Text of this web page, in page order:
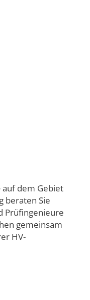
auf dem Gebiet
beraten Sie
Prüfingenieure
gemeinsam
HV-